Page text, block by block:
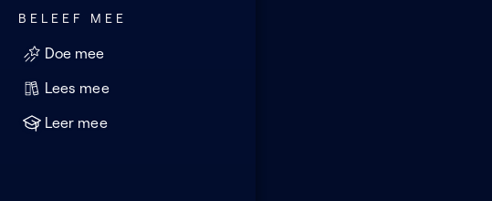
BELEEF MEE
Doe mee
Lees mee
Leer mee